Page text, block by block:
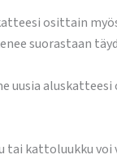
osittain
suorastaan
uusia
tai kattoluukku